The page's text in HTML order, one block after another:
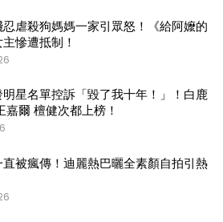
虐殺狗媽媽一家引眾怒！《給阿嬤的
慘遭抵制！
星名單控訴「毀了我十年！」！白鹿
嘉爾 檀健次都上榜！
直被瘋傳！迪麗熱巴曬全素顏自拍引熱